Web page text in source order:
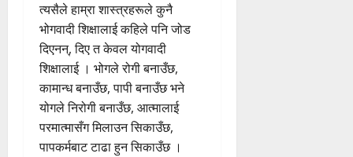
त्यसैले हाम्रा शास्त्रहरूले कुनै
भोगवादी शिक्षालाई कहिले पनि जोड
दिएनन्, दिए त केवल योगवादी
शिक्षालाई । भोगले रोगी बनाउँछ,
कामान्ध बनाउँछ, पापी बनाउँछ भने
योगले निरोगी बनाउँछ, आत्मालाई
परमात्मासँग मिलाउन सिकाउँछ,
पापकर्मबाट टाढा हुन सिकाउँछ ।